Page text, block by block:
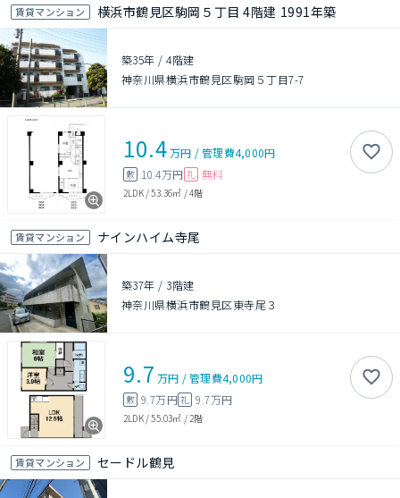
賃貸マンション 横浜市鶴見区駒岡５丁目 4階建 1991年築
築35年 /4階建
神奈川県横浜市鶴見区駒岡５丁目7-7
10.4万円 /管理費4,000円
敷 10.4万円 礼 無料
2LDK/53.36㎡ /4階
賃貸マンション ナインハイム寺尾
築37年 / 3階建
神奈川県横浜市鶴見区東寺尾３
9.7 万円 /管理費4,000円
敷 9.7万円礼 9.7万円
2LDK/55.03㎡ / 2階
賃貸マンション セードル鶴見